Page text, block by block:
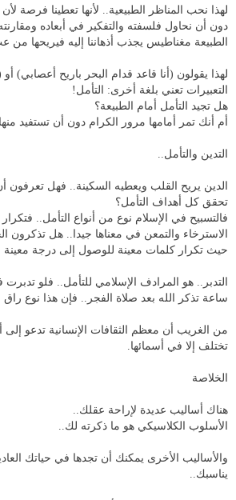
لهذا نحب المناظر الطبيعية.. لأنها تعطينا فرصة
دون أن نحاول فلسفته والتفكير في أبعاده
الطبيعة مغناطيس يجذب أذهاننا إليه فيريحها من
لهذا يقولون (أنا قاعد قدام البحر باريح
التعبيرات تعني بلغة أخرى: التأمل!
هل تجيد التأمل أمام الطبيعة؟
أم أنك تمر أمامها مرور الكرام دون أن تستفيد
التدين والتأمل..
الدين يريح القلب ويعطيه السكينة.. فهل تعرفون أن
تحقق كل أهداف التأمل؟
فالتسبيح في الإسلام نوع من أنواع التأمل..
الاسترخاء والتمعن في معناها جيدا.. هل تذكرون
حيث تكرار كلمات معينة للوصول إلى درجة معينة
التدبر.. هو المرادف الإسلامي للتأمل.. فلو
ساعة تذكر الله بعد صلاة الفجر.. فإن هذا نوع
من الغريب أن معظم الثقافات الإنسانية تدعو إلى
تختلف إلا في أسمائها.
الخلاصة
هناك أساليب عديدة لإراحة عقلك..
الأسلوب الكلاسيكي هو ما ذكرته لك..
والأساليب الأخرى يمكنك أن تجدها في حياتك
يناسبك..